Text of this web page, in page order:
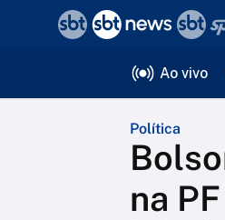
Ao vivo
Política
na
voltar
Editorias